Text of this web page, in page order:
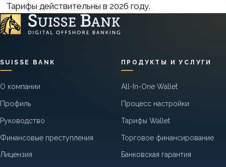
Тарифы действительны в 2026 году.
SUISSE BANK
О компании
Профиль
Руководство
Финансовые преступления
Лицензия
ПРОДУКТЫ И УСЛУГИ
All-In-One Wallet
Процесс настройки
Тарифы Wallet
Торговое финансирование
Банковская гарантия